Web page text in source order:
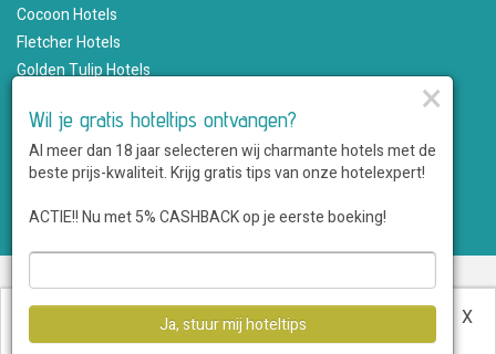
Cocoon Hotels
Fletcher Hotels
Golden Tulip Hotels
Martin's Hotels
Romantik Hotels
Saillant Hotels
WestCord Hotels
Over ons•Sitemap•Disclaimer•Voordelen•Privacy
•Voorwaarden•Veelgestelde vragen•Klantenservice•Hotel
aanmelden
×
Wil je gratis hoteltips ontvangen?
Al meer dan 18 jaar selecteren wij charmante hotels met de
beste prijs-kwaliteit. Krijg gratis tips van onze hotelexpert!
ACTIE!! Nu met 5% CASHBACK op je eerste boeking!
Ja, stuur mij hoteltips X
Deze website maakt gebruik van cookies.
informatie.